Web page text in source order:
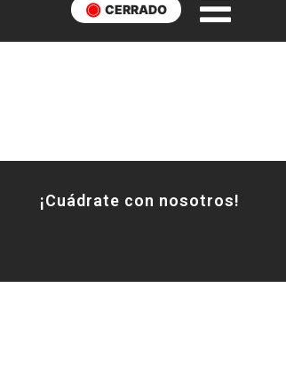
CERRADO
¡Cuádrate con nosotros!